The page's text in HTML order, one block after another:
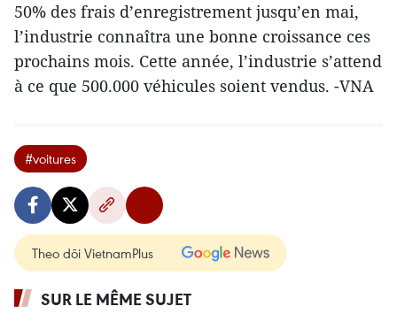
50% des frais d’enregistrement jusqu’en mai,
l’industrie connaîtra une bonne croissance ces
prochains mois. Cette année, l’industrie s’attend
à ce que 500.000 véhicules soient vendus. -VNA
#voitures
Theo dõi VietnamPlus
SUR LE MÊME SUJET